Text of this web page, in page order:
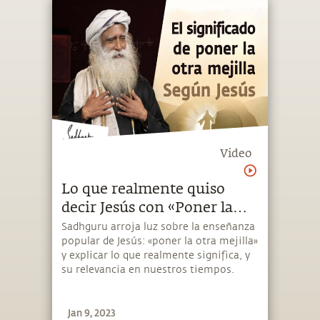
Video
Lo que realmente quiso
decir Jesús con «Poner la
otra mejilla» | Sadhguru
Español
Sadhguru arroja luz sobre la enseñanza
popular de Jesús: «poner la otra mejilla»
y explicar lo que realmente significa, y
su relevancia en nuestros tiempos.
Jan 9, 2023